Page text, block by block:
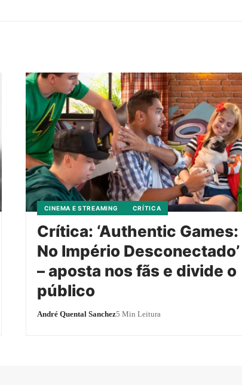
CINEMA E STREAMING CRÍTICA
Crítica: ‘Authentic Games:
No Império Desconectado’
– aposta nos fãs e divide o
público
André Quental Sanchez5 Min Leitura